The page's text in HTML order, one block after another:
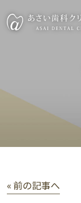
« 前の記事へ